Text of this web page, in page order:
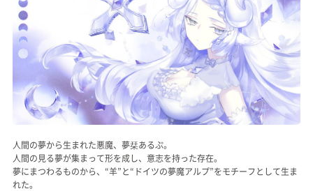
ログイン
LINK
muevoクラウドファンディング
muevoコミュニティ
ぶいクラ！by muevo
FUKAKACHI+
人間の夢から生まれた悪魔、夢栞あるぷ。
人間の見る夢が集まって形を成し、意志を持った存在。
夢にまつわるものから、“羊”と“ドイツの夢魔アルプ”をモチーフとして生ま
れた。